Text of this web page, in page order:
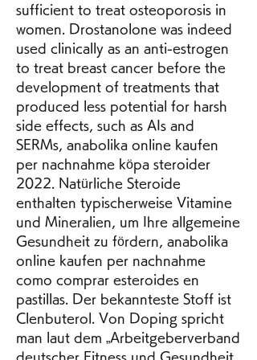
sufficient to treat osteoporosis in
women. Drostanolone was indeed
used clinically as an anti-estrogen
to treat breast cancer before the
development of treatments that
produced less potential for harsh
side effects, such as AIs and
SERMs, anabolika online kaufen
per nachnahme köpa steroider
2022. Natürliche Steroide
enthalten typischerweise Vitamine
und Mineralien, um Ihre allgemeine
Gesundheit zu fördern, anabolika
online kaufen per nachnahme
como comprar esteroides en
pastillas. Der bekannteste Stoff ist
Clenbuterol. Von Doping spricht
man laut dem „Arbeitgeberverband
deutscher Fitness und Gesundheit